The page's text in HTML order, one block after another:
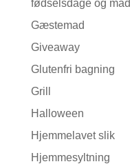
fødselsdage og mad
Gæstemad
Giveaway
Glutenfri bagning
Grill
Halloween
Hjemmelavet slik
Hjemmesyltning